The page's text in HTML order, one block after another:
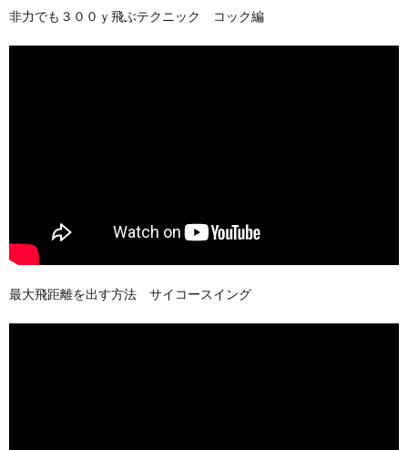
非力でも３００ｙ飛ぶテクニック コック編
最大飛距離を出す方法 サイコースイング